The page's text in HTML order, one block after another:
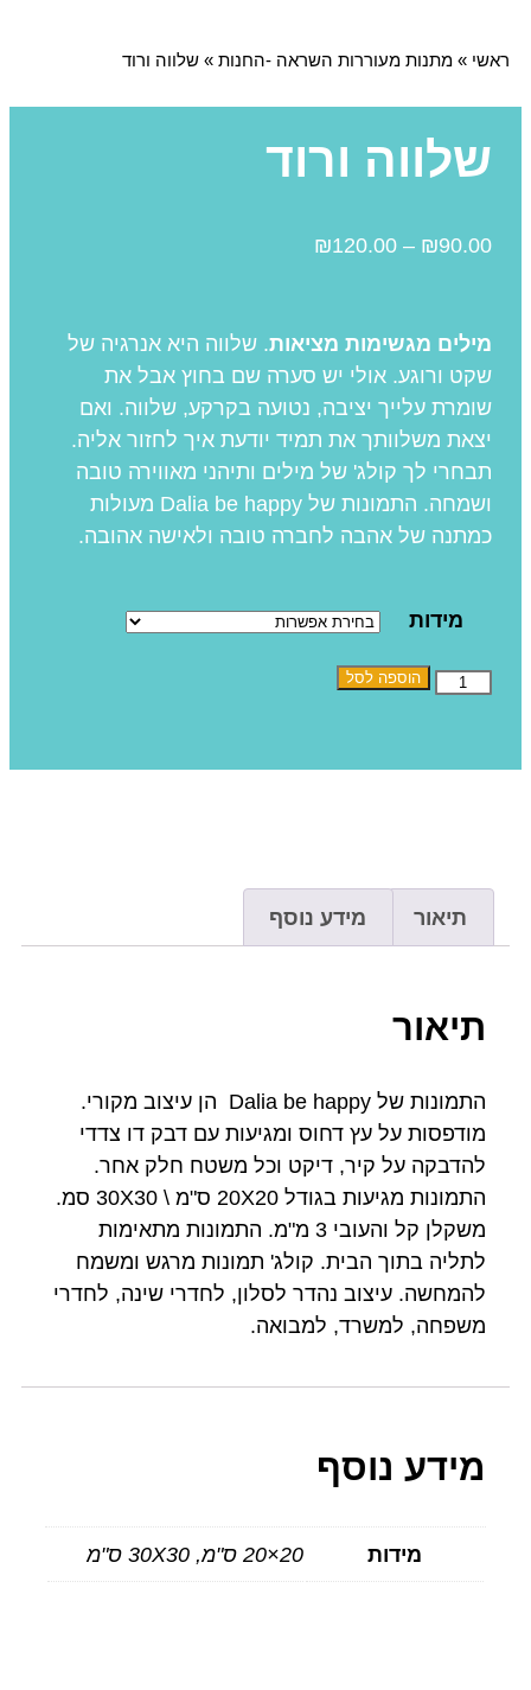
ראשי » מתנות מעוררות השראה -החנות » שלווה ורוד
שלווה ורוד
₪90.00
–
₪120.00
מילים מגשימות מציאות. שלווה היא אנרגיה של
שקט ורוגע. אולי יש סערה שם בחוץ אבל את
שומרת עלייך יציבה, נטועה בקרקע, שלווה. ואם
יצאת משלוותך את תמיד יודעת איך לחזור אליה.
תבחרי לך קולג' של מילים ותיהני מאווירה טובה
ושמחה. התמונות של Dalia be happy מעולות
כמתנה של אהבה לחברה טובה ולאישה אהובה.
מידות
הוספה לסל
תיאור מידע נוסף
תיאור
התמונות של Dalia be happy הן עיצוב מקורי.
מודפסות על עץ דחוס ומגיעות עם דבק דו צדדי
להדבקה על קיר, דיקט וכל משטח חלק אחר.
התמונות מגיעות בגודל 20X20 ס"מ \ 30X30 סמ.
משקלן קל והעובי 3 מ"מ. התמונות מתאימות
לתליה בתוך הבית. קולג' תמונות מרגש ומשמח
להמחשה. עיצוב נהדר לסלון, לחדרי שינה, לחדרי
משפחה, למשרד, למבואה.
מידע נוסף
מידות 20×20 ס"מ, 30X30 ס"מ